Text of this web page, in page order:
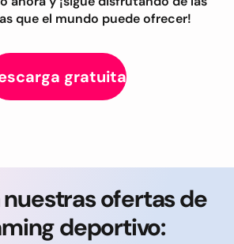
que el mundo puede ofrecer!
gratuita
ofertas de
deportivo: